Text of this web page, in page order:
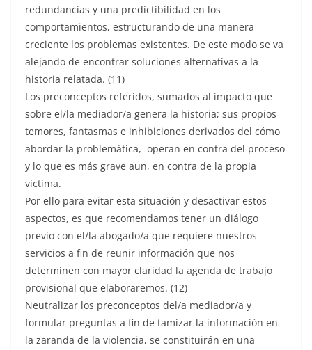
redundancias y una predictibilidad en los
comportamientos, estructurando de una manera
creciente los problemas existentes. De este modo se va
alejando de encontrar soluciones alternativas a la
historia relatada. (11)
Los preconceptos referidos, sumados al impacto que
sobre el/la mediador/a genera la historia; sus propios
temores, fantasmas e inhibiciones derivados del cómo
abordar la problemática, operan en contra del proceso
y lo que es más grave aun, en contra de la propia
víctima.
Por ello para evitar esta situación y desactivar estos
aspectos, es que recomendamos tener un diálogo
previo con el/la abogado/a que requiere nuestros
servicios a fin de reunir información que nos
determinen con mayor claridad la agenda de trabajo
provisional que elaboraremos. (12)
Neutralizar los preconceptos del/a mediador/a y
formular preguntas a fin de tamizar la información en
la zaranda de la violencia, se constituirán en una